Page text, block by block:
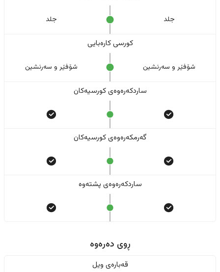
جلد جلد
کورسی کارەبایی
شۆفێر و سەرنشین شۆفێر و سەرنشین
ساردکەرەوەی کورسیەکان
گەرمکەرەوەی کورسیەکان
ساردکەرەوەی پشتەوە
ڕوی دەرەوە
قەبارەی ویل